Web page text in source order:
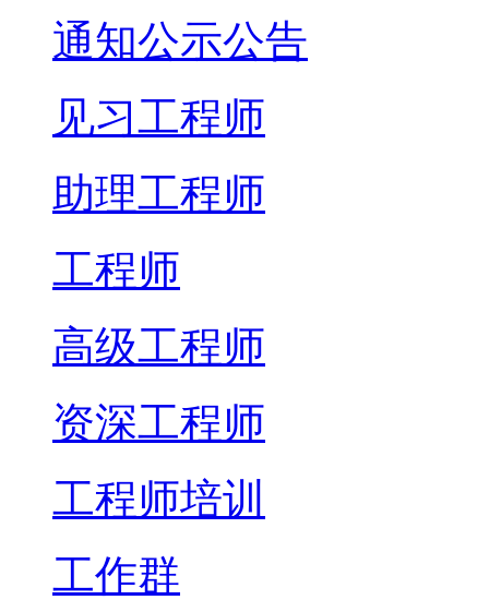
通知公示公告
见习工程师
助理工程师
工程师
高级工程师
资深工程师
工程师培训
工作群